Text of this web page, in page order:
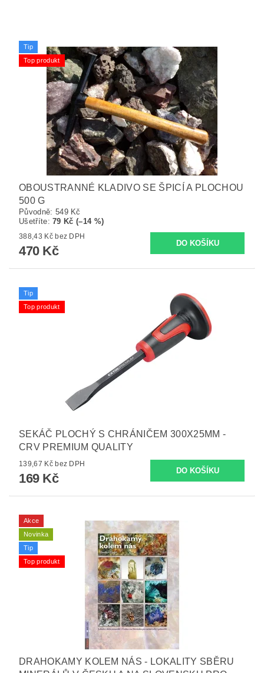
Tip
Top produkt
OBOUSTRANNÉ KLADIVO SE ŠPICÍ A PLOCHOU
500 G
Původně: 549 Kč
Ušetříte:79 Kč (–14 %)
388,43 Kč bez DPH
470 Kč
Tip
Top produkt
SEKÁČ PLOCHÝ S CHRÁNIČEM 300X25MM -
CRV PREMIUM QUALITY
139,67 Kč bez DPH
169 Kč
Akce
Novinka
Tip
Top produkt
DRAHOKAMY KOLEM NÁS - LOKALITY SBĚRU